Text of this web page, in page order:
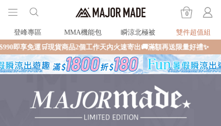
0
登峰專區 MMA機能包 瞬涼北極被
雙件超值組
貨商品2個工作天內火速寄出🚚滿額再送限量好禮✨